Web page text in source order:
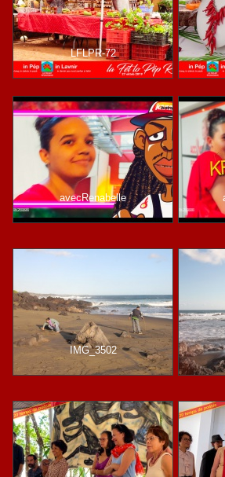
LFLPR-72
avecRenabelle
IMG_3502